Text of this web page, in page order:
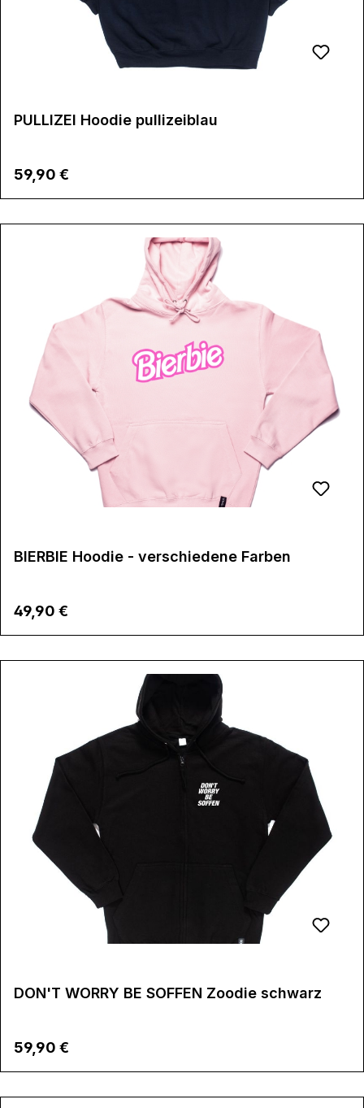
PULLIZEI Hoodie pullizeiblau
Regulärer Preis:
59,90 €
BIERBIE Hoodie - verschiedene Farben
Regulärer Preis:
49,90 €
DON'T WORRY BE SOFFEN Zoodie schwarz
Regulärer Preis:
59,90 €